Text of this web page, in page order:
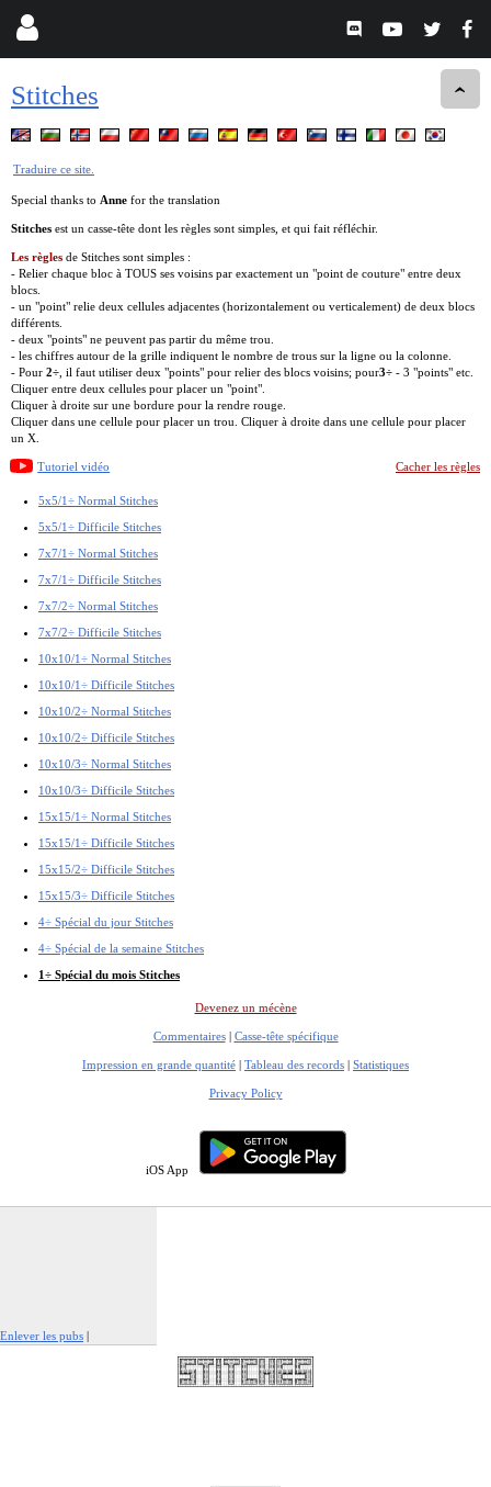
Stitches
Traduire ce site.
Special thanks to Anne for the translation
Stitches est un casse-tête dont les règles sont simples, et qui fait réfléchir.
Les règles de Stitches sont simples :
- Relier chaque bloc à TOUS ses voisins par exactement un "point de couture" entre deux
blocs.
- un "point" relie deux cellules adjacentes (horizontalement ou verticalement) de deux blocs
différents.
- deux "points" ne peuvent pas partir du même trou.
- les chiffres autour de la grille indiquent le nombre de trous sur la ligne ou la colonne.
- Pour 2÷ , il faut utiliser deux "points" pour relier des blocs voisins; pour3÷ - 3 "points" etc.
Cliquer entre deux cellules pour placer un "point".
Cliquer à droite sur une bordure pour la rendre rouge.
Cliquer dans une cellule pour placer un trou. Cliquer à droite dans une cellule pour placer
un X.
Tutoriel vidéo Cacher les règles
5x5/1÷ Normal Stitches
5x5/1÷ Difficile Stitches
7x7/1÷ Normal Stitches
7x7/1÷ Difficile Stitches
7x7/2÷ Normal Stitches
7x7/2÷ Difficile Stitches
10x10/1÷ Normal Stitches
10x10/1÷ Difficile Stitches
10x10/2÷ Normal Stitches
10x10/2÷ Difficile Stitches
10x10/3÷ Normal Stitches
10x10/3÷ Difficile Stitches
15x15/1÷ Normal Stitches
15x15/1÷ Difficile Stitches
15x15/2÷ Difficile Stitches
15x15/3÷ Difficile Stitches
4÷ Spécial du jour Stitches
4÷ Spécial de la semaine Stitches
1÷ Spécial du mois Stitches
Devenez un mécène
Commentaires| Casse-tête spécifique
Impression en grande quantité | Tableau des records | Statistiques
Privacy Policy
iOS App
Enlever les pubs |